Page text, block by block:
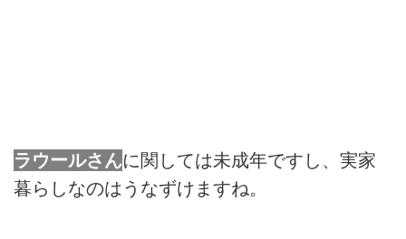
ラウールさんに関しては未成年ですし、実家
暮らしなのはうなずけますね。